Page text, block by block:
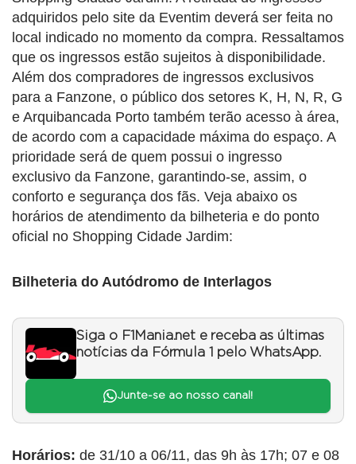
adquiridos pelo site da Eventim deverá ser feita no
local indicado no momento da compra. Ressaltamos
que os ingressos estão sujeitos à disponibilidade.
Além dos compradores de ingressos exclusivos
para a Fanzone, o público dos setores K, H, N, R, G
e Arquibancada Porto também terão acesso à área,
de acordo com a capacidade máxima do espaço. A
prioridade será de quem possui o ingresso
exclusivo da Fanzone, garantindo-se, assim, o
conforto e segurança dos fãs. Veja abaixo os
horários de atendimento da bilheteria e do ponto
oficial no Shopping Cidade Jardim:
Bilheteria do Autódromo de Interlagos
Siga o F1Mania.net e receba as últimas
notícias da Fórmula 1 pelo WhatsApp.
Junte-se ao nosso canal!
Horários: de 31/10 a 06/11, das 9h às 17h; 07 e 08